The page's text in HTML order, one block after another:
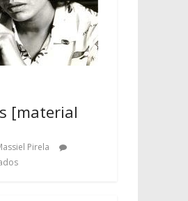
[material
Pirela